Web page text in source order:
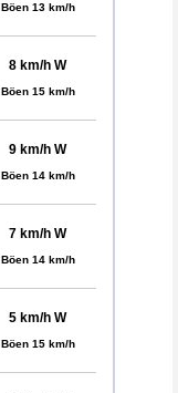
Böen 13 km/h
8 km/h W
Böen 15 km/h
9 km/h W
Böen 14 km/h
7 km/h W
Böen 14 km/h
5 km/h W
Böen 15 km/h